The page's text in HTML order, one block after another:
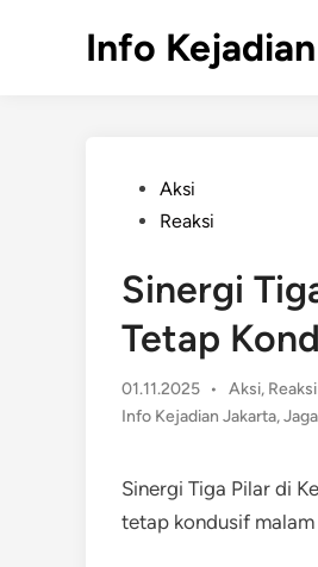
Info
PostedAksi
Reaksi
Sinergi
Tetap
01.11.2025 •
Posted
in
Aksi, Reaksi
Info Kejadian Jakarta,
Sinergi Tiga Pilar di
tetap kondusif malam